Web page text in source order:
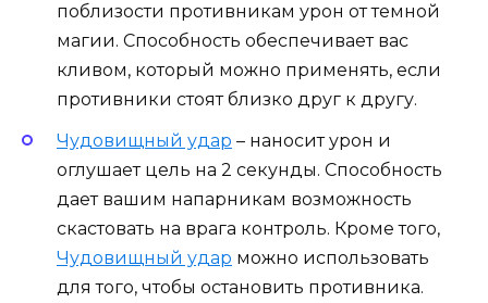
поблизости противникам урон от темной
магии. Способность обеспечивает вас
кливом, который можно применять, если
противники стоят близко друг к другу.
Чудовищный удар – наносит урон и
оглушает цель на 2 секунды. Способность
дает вашим напарникам возможность
скастовать на врага контроль. Кроме того,
Чудовищный удар можно использовать
для того, чтобы остановить противника.